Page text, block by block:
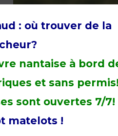
: où trouver de la
nantaise à bord
et sans
sont ouvertes 7/7!
matelots !